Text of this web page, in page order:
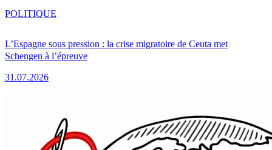
L’Espagne sous pression : la crise migratoire de Ceuta met
Schengen à l’épreuve
31.07.2026
POLITIQUE